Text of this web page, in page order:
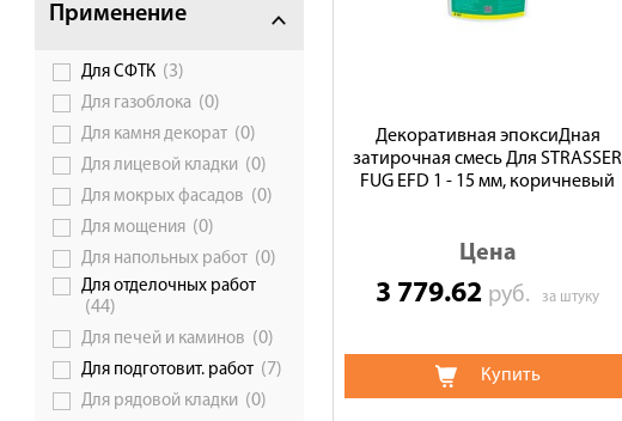
Галерея объектов
Контакты
Применение
Для СФТК (3)
Для газоблока (0)
Для камня декорат (0)
Для лицевой кладки (0)
Для мокрых фасадов (0)
Для мощения (0)
Для напольных работ (0)
Для отделочных работ
(44)
Для печей и каминов (0)
Для подготовит. работ (7)
Для рядовой кладки (0)
Декоративная эпоксиДная
затирочная смесь Для STRASSER
FUG EFD 1 - 15 мм, коричневый
Цена
3 779.62 руб.за штуку
Купить